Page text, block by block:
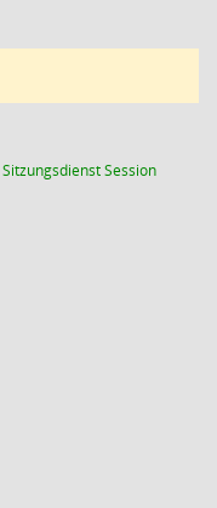
SitzungsdienstSession(Wird in